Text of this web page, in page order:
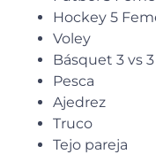
Hockey 5
Voley
Básquet 3 vs 3
Pesca
Ajedrez
Truco
Tejo pareja